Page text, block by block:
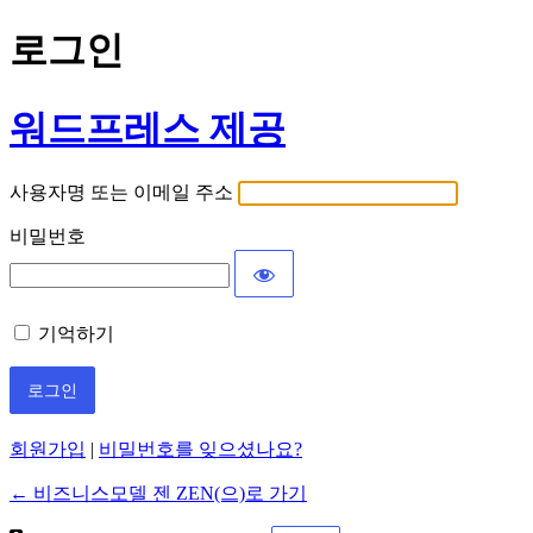
로그인
워드프레스 제공
사용자명 또는 이메일 주소
비밀번호
기억하기
회원가입 | 비밀번호를 잊으셨나요?
← 비즈니스모델 젠 ZEN(으)로 가기